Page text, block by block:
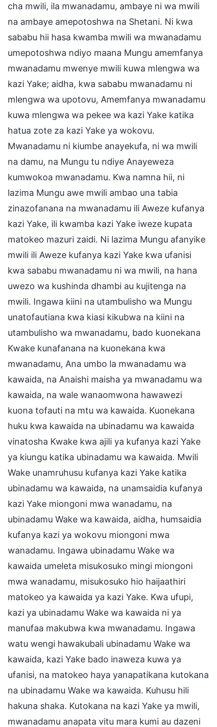
cha mwili, ila mwanadamu, ambaye ni wa mwili
na ambaye amepotoshwa na Shetani. Ni kwa
sababu hii hasa kwamba mwili wa mwanadamu
umepotoshwa ndiyo maana Mungu amemfanya
mwanadamu mwenye mwili kuwa mlengwa wa
kazi Yake; aidha, kwa sababu mwanadamu ni
mlengwa wa upotovu, Amemfanya mwanadamu
kuwa mlengwa wa pekee wa kazi Yake katika
hatua zote za kazi Yake ya wokovu.
Mwanadamu ni kiumbe anayekufa, ni wa mwili
na damu, na Mungu tu ndiye Anayeweza
kumwokoa mwanadamu. Kwa namna hii, ni
lazima Mungu awe mwili ambao una tabia
zinazofanana na mwanadamu ili Aweze kufanya
kazi Yake, ili kwamba kazi Yake iweze kupata
matokeo mazuri zaidi. Ni lazima Mungu afanyike
mwili ili Aweze kufanya kazi Yake kwa ufanisi
kwa sababu mwanadamu ni wa mwili, na hana
uwezo wa kushinda dhambi au kujitenga na
mwili. Ingawa kiini na utambulisho wa Mungu
unatofautiana kwa kiasi kikubwa na kiini na
utambulisho wa mwanadamu, bado kuonekana
Kwake kunafanana na kuonekana kwa
mwanadamu, Ana umbo la mwanadamu wa
kawaida, na Anaishi maisha ya mwanadamu wa
kawaida, na wale wanaomwona hawawezi
kuona tofauti na mtu wa kawaida. Kuonekana
huku kwa kawaida na ubinadamu wa kawaida
vinatosha Kwake kwa ajili ya kufanya kazi Yake
ya kiungu katika ubinadamu wa kawaida. Mwili
Wake unamruhusu kufanya kazi Yake katika
ubinadamu wa kawaida, na unamsaidia kufanya
kazi Yake miongoni mwa wanadamu, na
ubinadamu Wake wa kawaida, aidha, humsaidia
kufanya kazi ya wokovu miongoni mwa
wanadamu. Ingawa ubinadamu Wake wa
kawaida umeleta misukosuko mingi miongoni
mwa wanadamu, misukosuko hio haijaathiri
matokeo ya kawaida ya kazi Yake. Kwa ufupi,
kazi ya ubinadamu Wake wa kawaida ni ya
manufaa makubwa kwa mwanadamu. Ingawa
watu wengi hawakubali ubinadamu Wake wa
kawaida, kazi Yake bado inaweza kuwa ya
ufanisi, na matokeo haya yanapatikana kutokana
na ubinadamu Wake wa kawaida. Kuhusu hili
hakuna shaka. Kutokana na kazi Yake ya mwili,
mwanadamu anapata vitu mara kumi au dazeni